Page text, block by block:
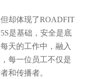
却体现了ROADFIT
是基础，安全是底
天的工作中，融入
每一位员工不仅是
和传播者。